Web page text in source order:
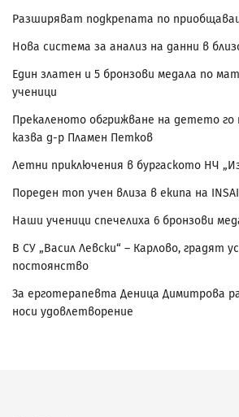
Разширяват подкрепата по
Нова система за анализ на данни в
Един златен и 5 бронзови медала по
ученици
Прекаленото обгрижване на детето го
казва д-р Пламен Петков
Летни приключения в бургаското НЧ
Пореден топ учен влиза в екипа на
Наши ученици спечелиха 6 бронзови
В СУ „Васил Левски“ – Карлово, градят
постоянство
За ерготерапевта Деница Димитрова
носи удовлетворение